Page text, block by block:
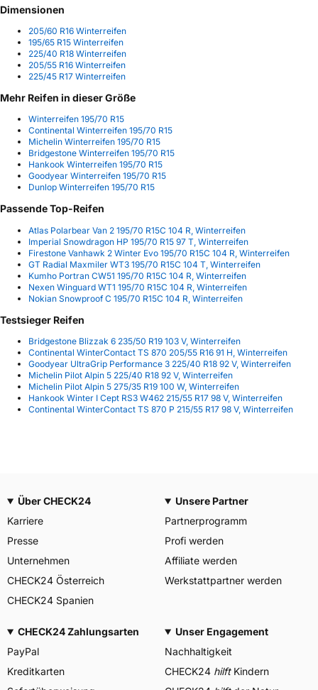
Dimensionen
205/60 R16 Winterreifen
195/65 R15 Winterreifen
225/40 R18 Winterreifen
205/55 R16 Winterreifen
225/45 R17 Winterreifen
Mehr Reifen in dieser Größe
Winterreifen 195/70 R15
Continental Winterreifen 195/70 R15
Michelin Winterreifen 195/70 R15
Bridgestone Winterreifen 195/70 R15
Hankook Winterreifen 195/70 R15
Goodyear Winterreifen 195/70 R15
Dunlop Winterreifen 195/70 R15
Passende Top-Reifen
Atlas Polarbear Van 2 195/70 R15C 104 R, Winterreifen
Imperial Snowdragon HP 195/70 R15 97 T, Winterreifen
Firestone Vanhawk 2 Winter Evo 195/70 R15C 104 R, Winterreifen
GT Radial Maxmiler WT3 195/70 R15C 104 T, Winterreifen
Kumho Portran CW51 195/70 R15C 104 R, Winterreifen
Nexen Winguard WT1 195/70 R15C 104 R, Winterreifen
Nokian Snowproof C 195/70 R15C 104 R, Winterreifen
Testsieger Reifen
Bridgestone Blizzak 6 235/50 R19 103 V, Winterreifen
Continental WinterContact TS 870 205/55 R16 91 H, Winterreifen
Goodyear UltraGrip Performance 3 225/40 R18 92 V, Winterreifen
Michelin Pilot Alpin 5 225/40 R18 92 V, Winterreifen
Michelin Pilot Alpin 5 275/35 R19 100 W, Winterreifen
Hankook Winter I Cept RS3 W462 215/55 R17 98 V, Winterreifen
Continental WinterContact TS 870 P 215/55 R17 98 V, Winterreifen
Über CHECK24
Karriere
Presse
Unternehmen
CHECK24 Österreich
CHECK24 Spanien
Unsere Partner
Partnerprogramm
Profi werden
Affiliate werden
Werkstattpartner werden
CHECK24 Zahlungsarten
PayPal
Kreditkarten
Unser Engagement
Nachhaltigkeit
CHECK24 hilftKindern